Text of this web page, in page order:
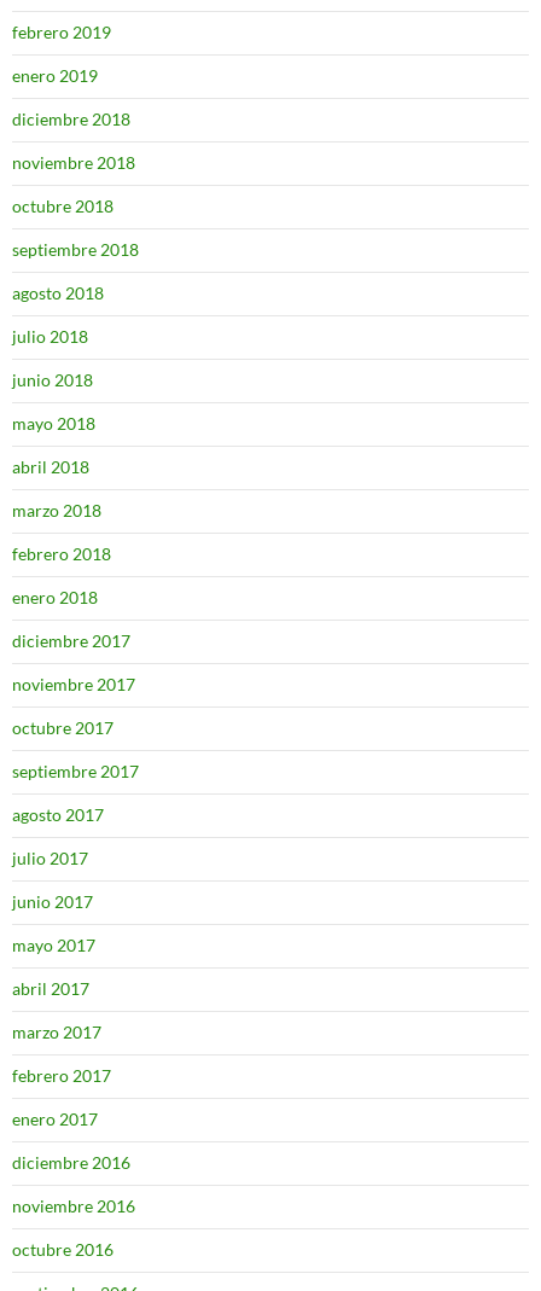
febrero 2019
enero 2019
diciembre 2018
noviembre 2018
octubre 2018
septiembre 2018
agosto 2018
julio 2018
junio 2018
mayo 2018
abril 2018
marzo 2018
febrero 2018
enero 2018
diciembre 2017
noviembre 2017
octubre 2017
septiembre 2017
agosto 2017
julio 2017
junio 2017
mayo 2017
abril 2017
marzo 2017
febrero 2017
enero 2017
diciembre 2016
noviembre 2016
octubre 2016